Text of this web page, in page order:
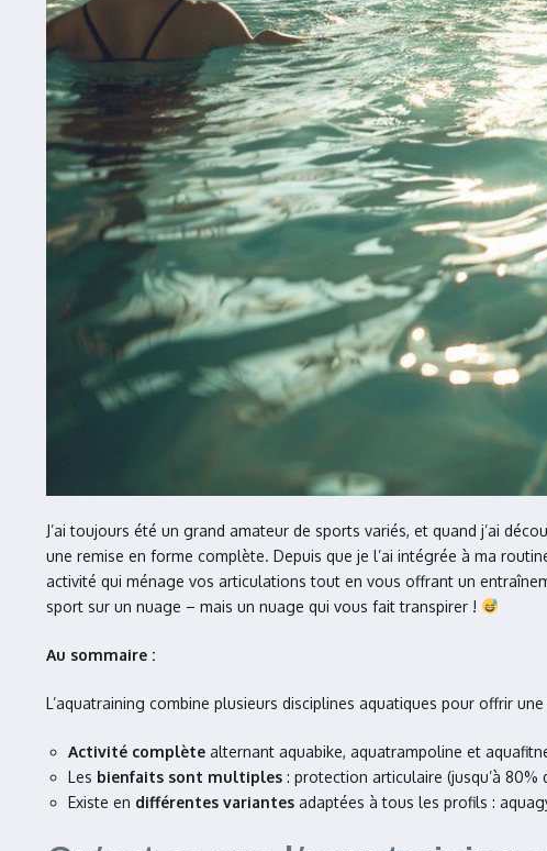
J’ai toujours été un grand amateur de sports variés, et quand j’ai
une remise en forme complète. Depuis que je l’ai intégrée à ma
activité qui ménage vos articulations tout en vous offrant un
sport sur un nuage – mais un nuage qui vous fait transpirer !
Au sommaire :
L’aquatraining combine plusieurs disciplines aquatiques pour offrir
Activité complète alternant aquabike, aquatrampoline et
Les bienfaits sont multiples : protection articulaire (jusqu’à
Existe en différentes variantes adaptées à tous les profils :